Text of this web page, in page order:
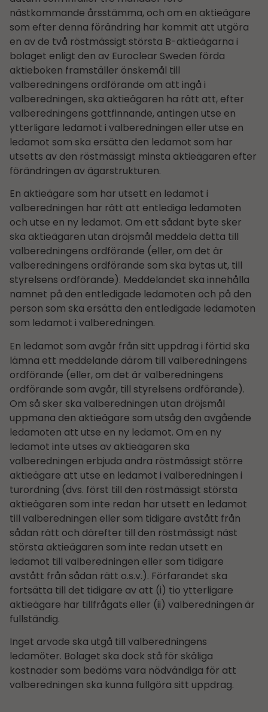
nästkommande årsstämma, och om en aktieägare
som efter denna förändring har kommit att utgöra
en av de två röstmässigt största B-aktieägarna i
bolaget enligt den av Euroclear Sweden förda
aktieboken framställer önskemål till
valberedningens ordförande om att ingå i
valberedningen, ska aktieägaren ha rätt att, efter
valberedningens gottfinnande, antingen utse en
ytterligare ledamot i valberedningen eller utse en
ledamot som ska ersätta den ledamot som har
utsetts av den röstmässigt minsta aktieägaren efter
förändringen av ägarstrukturen.
En aktieägare som har utsett en ledamot i
valberedningen har rätt att entlediga ledamoten
och utse en ny ledamot. Om ett sådant byte sker
ska aktieägaren utan dröjsmål meddela detta till
valberedningens ordförande (eller, om det är
valberedningens ordförande som ska bytas ut, till
styrelsens ordförande). Meddelandet ska innehålla
namnet på den entledigade ledamoten och på den
person som ska ersätta den entledigade ledamoten
som ledamot i valberedningen.
En ledamot som avgår från sitt uppdrag i förtid ska
lämna ett meddelande därom till valberedningens
ordförande (eller, om det är valberedningens
ordförande som avgår, till styrelsens ordförande).
Om så sker ska valberedningen utan dröjsmål
uppmana den aktieägare som utsåg den avgående
ledamoten att utse en ny ledamot. Om en ny
ledamot inte utses av aktieägaren ska
valberedningen erbjuda andra röstmässigt större
aktieägare att utse en ledamot i valberedningen i
turordning (dvs. först till den röstmässigt största
aktieägaren som inte redan har utsett en ledamot
till valberedningen eller som tidigare avstått från
sådan rätt och därefter till den röstmässigt näst
största aktieägaren som inte redan utsett en
ledamot till valberedningen eller som tidigare
avstått från sådan rätt o.s.v.). Förfarandet ska
fortsätta till det tidigare av att (i) tio ytterligare
aktieägare har tillfrågats eller (ii) valberedningen är
fullständig.
Inget arvode ska utgå till valberedningens
ledamöter. Bolaget ska dock stå för skäliga
kostnader som bedöms vara nödvändiga för att
valberedningen ska kunna fullgöra sitt uppdrag.